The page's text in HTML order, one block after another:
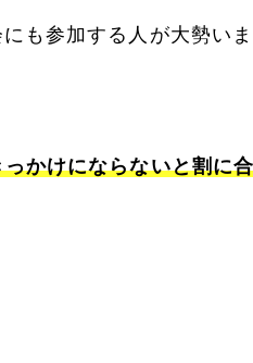
も参加する人が大勢いま
かけにならないと割に